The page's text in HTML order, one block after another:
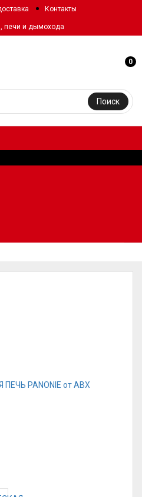
Контакты
печи и дымохода
Поиск
0